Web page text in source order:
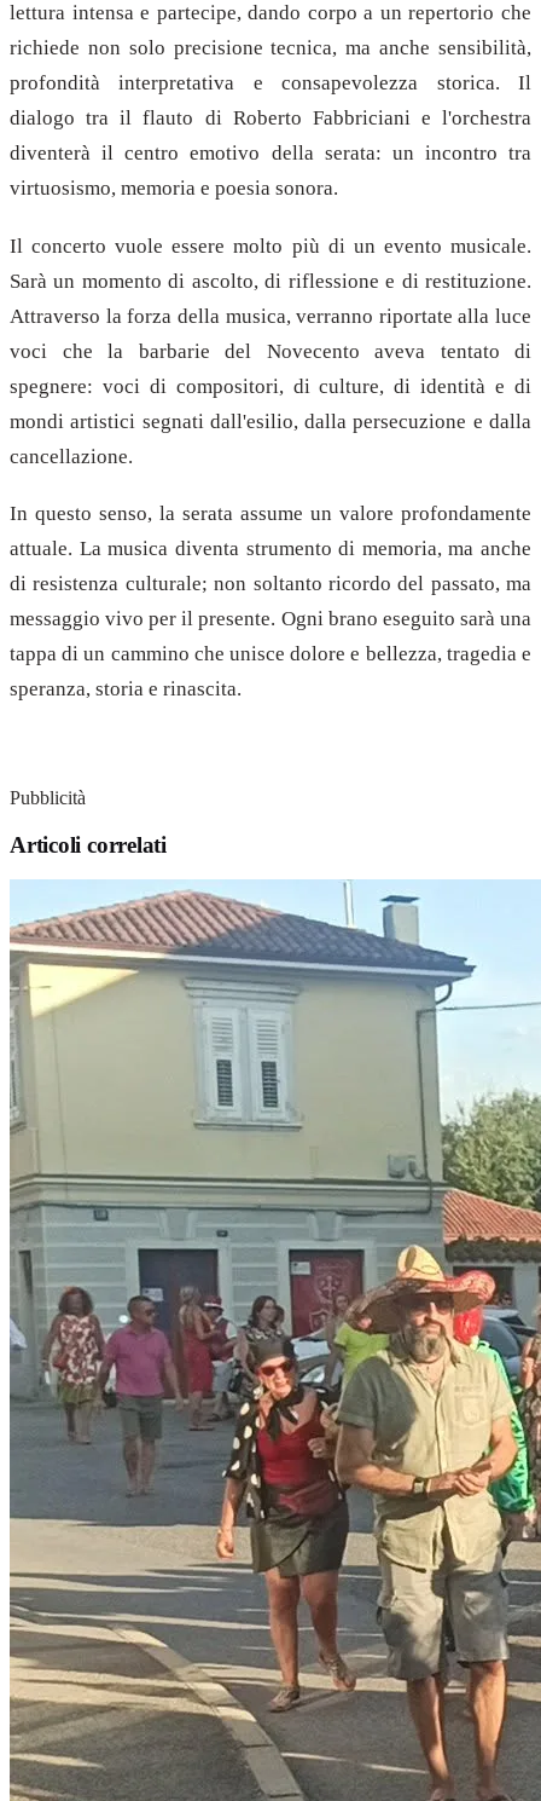
lettura intensa e partecipe, dando corpo a un repertorio che
richiede non solo precisione tecnica, ma anche sensibilità,
profondità interpretativa e consapevolezza storica. Il
dialogo tra il flauto di Roberto Fabbriciani e l'orchestra
diventerà il centro emotivo della serata: un incontro tra
virtuosismo, memoria e poesia sonora.
Il concerto vuole essere molto più di un evento musicale.
Sarà un momento di ascolto, di riflessione e di restituzione.
Attraverso la forza della musica, verranno riportate alla luce
voci che la barbarie del Novecento aveva tentato di
spegnere: voci di compositori, di culture, di identità e di
mondi artistici segnati dall'esilio, dalla persecuzione e dalla
cancellazione.
In questo senso, la serata assume un valore profondamente
attuale. La musica diventa strumento di memoria, ma anche
di resistenza culturale; non soltanto ricordo del passato, ma
messaggio vivo per il presente. Ogni brano eseguito sarà una
tappa di un cammino che unisce dolore e bellezza, tragedia e
speranza, storia e rinascita.
Pubblicità
Articoli correlati